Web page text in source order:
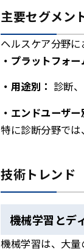
主要セグメン
ヘルスケア分野に
プラットフォー
用途別： 診断
エンドユーザー
特に診断分野では
技術トレンド
機械学習とデ
機械学習は、大